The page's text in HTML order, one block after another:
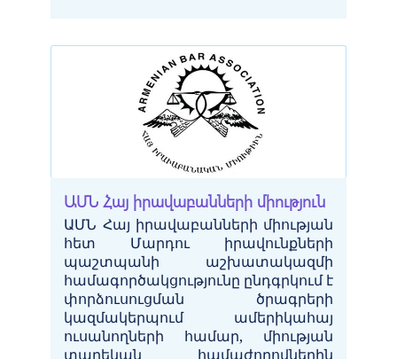
ԱՄՆ Հայ իրավաբանների միություն
ԱՄՆՀայ իրավաբանների միության
հետ
Մարդու
իրավունքների
պաշտպանի
աշխատակազմի
համագործակցությունը ընդգրկում է
փորձուսուցման
ծրագրերի
կազմակերպում
ամերիկահայ
ուսանողների համար, միության
տարեկան
համաժողովներին